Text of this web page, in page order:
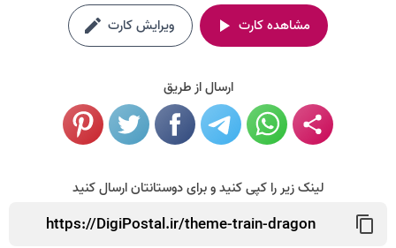
مشاهده کارت ویرایش کارت
ارسال از طریق
لینک زیر را کپی کنید و برای دوستانتان ارسال کنید